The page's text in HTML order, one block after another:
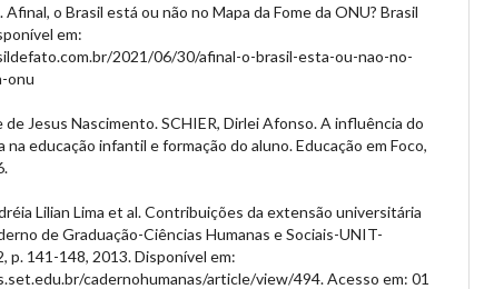
Afinal, o Brasil está ou não no Mapa da Fome da ONU? Brasil
em:
2021/06/30/afinal-o-brasil-esta-ou-nao-no-
onu
de Jesus Nascimento. SCHIER, Dirlei Afonso. A influência do
educação infantil e formação do aluno. Educação em Foco,
Lilian Lima et al. Contribuições da extensão universitária
de Graduação-Ciências Humanas e Sociais-UNIT-
p. 141-148, 2013. Disponível em:
cadernohumanas/article/view/494. Acesso em: 01